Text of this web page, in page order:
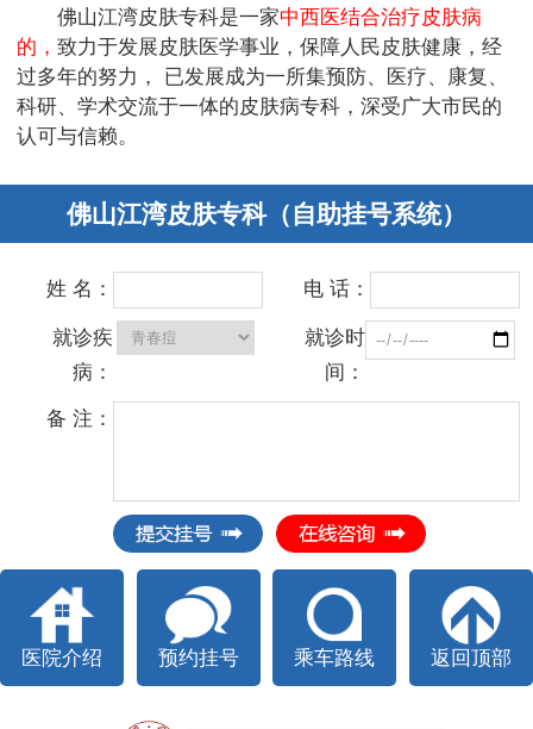
佛山江湾皮肤专科是一家中西医结合治疗皮肤病
的， 致力于发展皮肤医学事业，保障人民皮肤健康，经
过多年的努力， 已发展成为一所集预防、医疗、康复、
科研、学术交流于一体的皮肤病专科，深受广大市民的
认可与信赖。
佛山江湾皮肤专科（自助挂号系统）
姓 名： 电 话：
就诊疾
病：
就诊时
间：
备 注：
医院介绍 预约挂号 乘车路线 返回顶部